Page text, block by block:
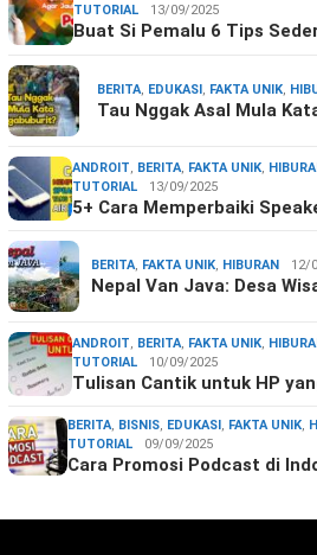
TUTORIAL
13/09/2025
Buat Si Pemalu 6 Tips
BERITA, EDUKASI, FAKTA UNIK,
Tau Nggak Asal Mula
ANDROIT, BERITA, FAKTA UNIK,
TUTORIAL
13/09/2025
5+ Cara Memperbaiki
BERITA, FAKTA UNIK, HIBURAN 12/
Nepal Van Java: Desa
ANDROIT, BERITA, FAKTA UNIK,
TUTORIAL
10/09/2025
Tulisan Cantik untuk HP
BERITA, BISNIS, EDUKASI, FAKTA UNIK,
TUTORIAL
09/09/2025
Cara Promosi Podcast di